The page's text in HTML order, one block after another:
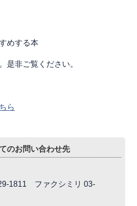
めする本
是非ご覧ください。
ら
のお問い合わせ先
1811 ファクシミリ 03-